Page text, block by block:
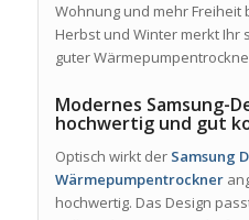
Wohnung und mehr Freiheit
Herbst und Winter merkt Ihr
guter
Modernes Samsung-
hochwertig und gut
Optisch wirkt der Samsung
Wärmepumpentrockner
hochwertig. Das Design